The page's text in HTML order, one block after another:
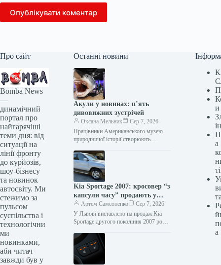
Опублікувати коментар
Про сайт
Bomba News
—
динамічний
портал про
найгарячіші
теми дня: від
ситуації на
лінії фронту
до курйозів,
шоу-бізнесу
та новинок
автосвіту. Ми
стежимо за
пульсом
суспільства і
технологічни
ми
новинками,
аби читач
завжди був у
Останні новини
Акули у новинах: п’ять
дивовижних зустрічей
Оксана Мельник
Сер 7, 2026
Працівники Американського музею
природничої історії створюють
доісторичної акули мегалодона для
виставки “Акули” у 2021 році. Фото
Джона…
Kia Sportage 2007: кросовер “з
капсули часу” продають у
Львові
Артем Самсоненко
Сер 7, 2026
У Львові виставлено на продаж Kia
Sportage другого покоління 2007 року
пробіг лише 8 тисяч кілометрів.…
и
а
ті
а